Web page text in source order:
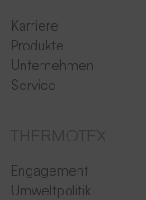
Karriere
Produkte
Unternehmen
Service
Engagement
Umweltpolitik